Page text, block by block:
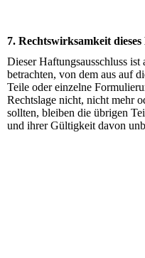
7. Rechtswirksamkeit dieses
Dieser Haftungsausschluss ist
betrachten, von dem aus auf
Teile oder einzelne
Rechtslage nicht, nicht mehr
sollten, bleiben die übrigen
und ihrer Gültigkeit davon